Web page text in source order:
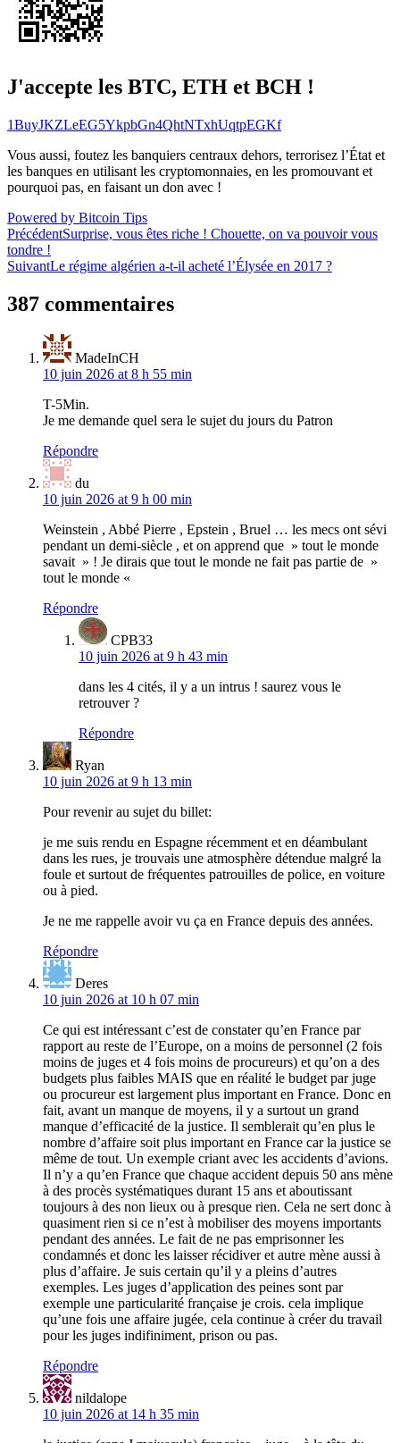
J'accepte les BTC, ETH et BCH !
1BuyJKZLeEG5YkpbGn4QhtNTxhUqtpEGKf
Vous aussi, foutez les banquiers centraux dehors, terrorisez l’État et
les banques en utilisant les cryptomonnaies, en les promouvant et
pourquoi pas, en faisant un don avec !
Powered by Bitcoin Tips
Navigation
de
PrécédentSurprise, vous êtes riche ! Chouette, on va pouvoir vous
tondre !
SuivantLe régime algérien a-t-il acheté l’Élysée en 2017 ?
387 commentaires
MadeInCH
10 juin 2026 at 8 h 55 min
T-5Min.
Je me demande quel sera le sujet du jours du Patron
Répondre
du
10 juin 2026 at 9 h 00 min
Weinstein , Abbé Pierre , Epstein , Bruel … les mecs ont sévi
pendant un demi-siècle , et on apprend que » tout le monde
savait » ! Je dirais que tout le monde ne fait pas partie de »
tout le monde «
Répondre
CPB33
10 juin 2026 at 9 h 43 min
dans les 4 cités, il y a un intrus ! saurez vous le
retrouver ?
Répondre
Ryan
10 juin 2026 at 9 h 13 min
Pour revenir au sujet du billet:
je me suis rendu en Espagne récemment et en déambulant
dans les rues, je trouvais une atmosphère détendue malgré la
foule et surtout de fréquentes patrouilles de police, en voiture
ou à pied.
Je ne me rappelle avoir vu ça en France depuis des années.
Répondre
Deres
10 juin 2026 at 10 h 07 min
Ce qui est intéressant c’est de constater qu’en France par
rapport au reste de l’Europe, on a moins de personnel (2 fois
moins de juges et 4 fois moins de procureurs) et qu’on a des
budgets plus faibles MAIS que en réalité le budget par juge
ou procureur est largement plus important en France. Donc en
fait, avant un manque de moyens, il y a surtout un grand
manque d’efficacité de la justice. Il semblerait qu’en plus le
nombre d’affaire soit plus important en France car la justice se
même de tout. Un exemple criant avec les accidents d’avions.
Il n’y a qu’en France que chaque accident depuis 50 ans mène
à des procès systématiques durant 15 ans et aboutissant
toujours à des non lieux ou à presque rien. Cela ne sert donc à
quasiment rien si ce n’est à mobiliser des moyens importants
pendant des années. Le fait de ne pas emprisonner les
condamnés et donc les laisser récidiver et autre mène aussi à
plus d’affaire. Je suis certain qu’il y a pleins d’autres
exemples. Les juges d’application des peines sont par
exemple une particularité française je crois. cela implique
qu’une fois une affaire jugée, cela continue à créer du travail
pour les juges indifiniment, prison ou pas.
Répondre
nildalope
10 juin 2026 at 14 h 35 min